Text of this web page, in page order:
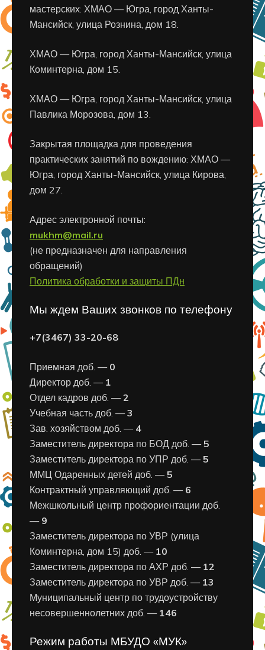
мастерских: ХМАО — Югра, город Ханты-
Мансийск, улица Рознина, дом 18.
ХМАО — Югра, город Ханты-Мансийск, улица
Коминтерна, дом 15.
ХМАО — Югра, город Ханты-Мансийск, улица
Павлика Морозова, дом 13.
Закрытая площадка для проведения
практических занятий по вождению: ХМАО —
Югра, город Ханты-Мансийск, улица Кирова,
дом 27.
Адрес электронной почты:
mukhm@mail.ru
(не предназначен для направления
обращений)
Политика обработки и защиты ПДн
Мы ждем Ваших звонков по телефону
+7(3467) 33-20-68
Приемная доб. — 0
Директор доб. — 1
Отдел кадров доб. —2
Учебная часть доб. —3
Зав. хозяйством доб. — 4
Заместитель директора по БОД доб. —5
Заместитель директора по УПР доб. —5
ММЦ Одаренных детей доб. —5
Контрактный управляющий доб. — 6
Межшкольный центр профориентации доб.
— 9
Заместитель директора по УВР (улица
Коминтерна, дом 15) доб. — 10
Заместитель директора по АХР доб. — 12
Заместитель директора по УВР доб. — 13
Муниципальный центр по трудоустройству
несовершеннолетних доб. — 146
Режим работы МБУДО «МУК»